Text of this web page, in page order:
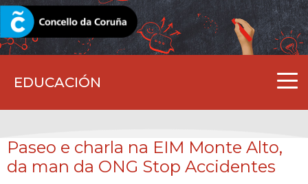
EDUCACIÓN
CORUNA.GAL
Paseo e charla na EIM Monte Alto,
da man da ONG Stop Accidentes